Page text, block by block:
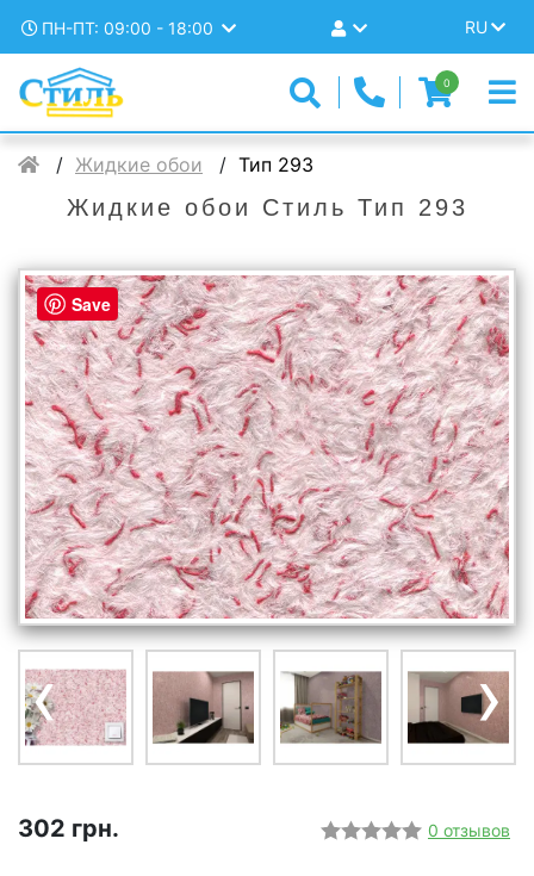
ПН-ПТ: 09:00 - 18:00 RU
0
Жидкие обои Тип 293
Жидкие обои Стиль Тип 293
‹ ›
302 грн. 0 отзывов
Save